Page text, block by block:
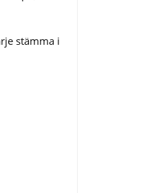
stämma i